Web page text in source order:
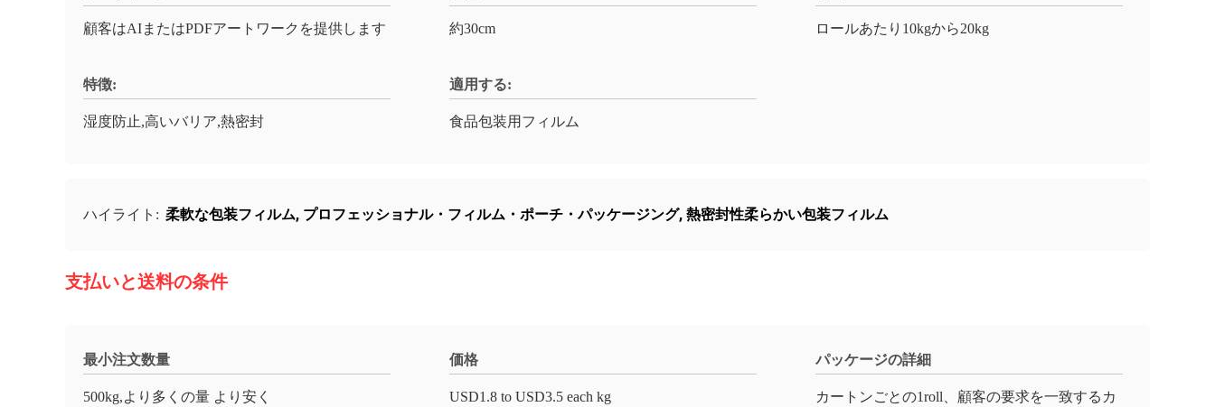
顧客はAIまたはPDFアートワークを提供します 約30cm ロールあたり10kgから20kg
特徴:
湿度防止,高いバリア,熱密封
適用する:
食品包装用フィルム
ハイライト: 柔軟な包装フィルム, プロフェッショナル・フィルム・ポーチ・パッケージング, 熱密封性柔らかい包装フィルム
支払いと送料の条件
最小注文数量
500kg,より多くの量 より安く
価格
USD1.8 to USD3.5 each kg
パッケージの詳細
カートンごとの1roll、顧客の要求を一致するカ